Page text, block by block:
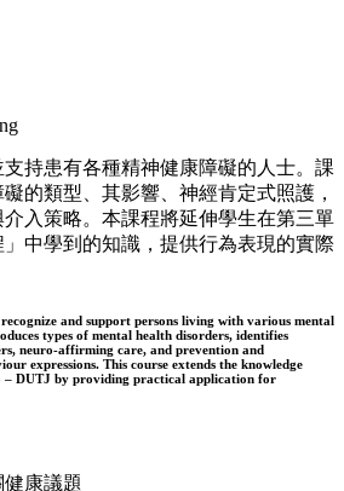
持患有各種精神健康障礙的人士。課
的類型、其影響、神經肯定式照護，
入策略。本課程將延伸學生在第三單
中學到的知識，提供行為表現的實際
and support persons living with various mental
types of mental health disorders, identifies
neuro-affirming care, and prevention and
expressions. This course extends the knowledge
– DUTJ by providing practical application for
康議題